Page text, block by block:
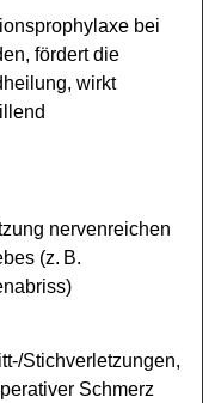
bei
fördert die
wirkt
nervenreichen
(z. B.
Stichverletzungen,
Schmerz